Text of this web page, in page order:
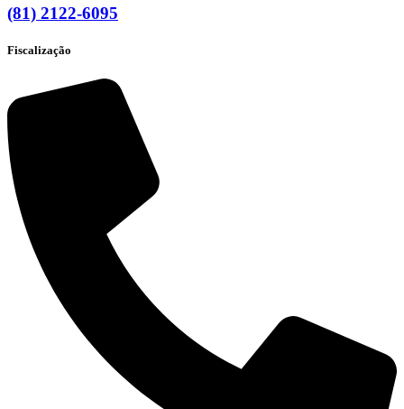
(81) 2122-6095
Fiscalização